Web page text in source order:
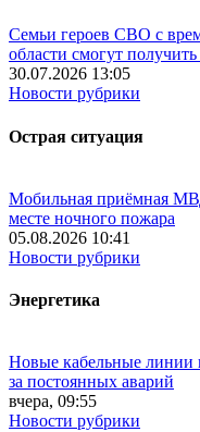
Семьи героев СВО с
области смогут
30.07.2026 13:05
Новости рубрики
Острая ситуация
Мобильная приёмная
месте ночного пожара
05.08.2026 10:41
Новости рубрики
Энергетика
Новые кабельные линии
за постоянных аварий
вчера, 09:55
Новости рубрики